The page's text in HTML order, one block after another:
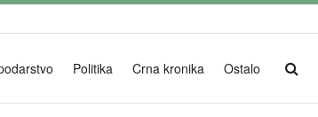
Politika Crna kronika Ostalo